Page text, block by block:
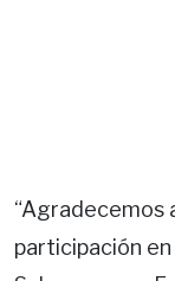
“Agradecemos
participación